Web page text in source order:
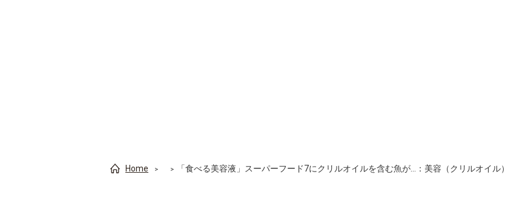
Home 「食べる美容液」スーパーフード7にクリルオイルを含む魚が…：美容（クリルオイル）